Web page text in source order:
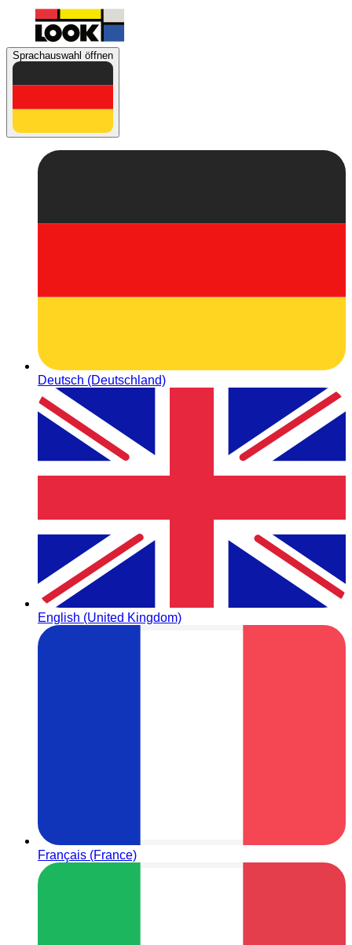
Sprachauswahl öffnen
Deutsch (Deutschland)
English (United Kingdom)
Français (France)